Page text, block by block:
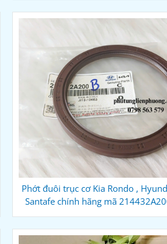
Phớt đuôi trục cơ Kia Rondo ,
Santafe chính hãng mã